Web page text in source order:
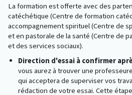
La formation est offerte avec des
catéchétique (Centre de formation
accompagnement spirituel (Centre de
et en pastorale de la santé (Centre de
et des services sociaux).
Direction d'essai à confirmer
vous aurez à trouver une
qui acceptera de superviser vos
rédaction de votre essai. Cette